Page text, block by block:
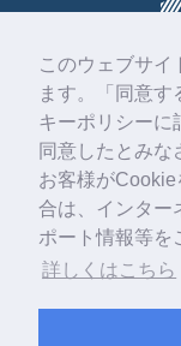
このウェブサイ
ます。「同意す
キーポリシーに
同意したとみな
お客様が
合は、インター
ポート情報等を
詳しくはこちら
〒810-
福岡市
Copyright © 一般